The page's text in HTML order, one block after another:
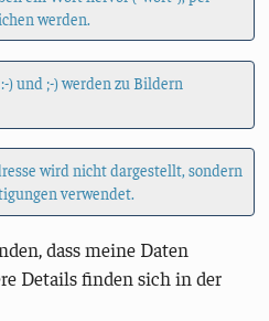
werden.
) und ;-) werden zu Bildern
wird nicht dargestellt, sondern
verwendet.
dass meine Daten
Details finden sich in der